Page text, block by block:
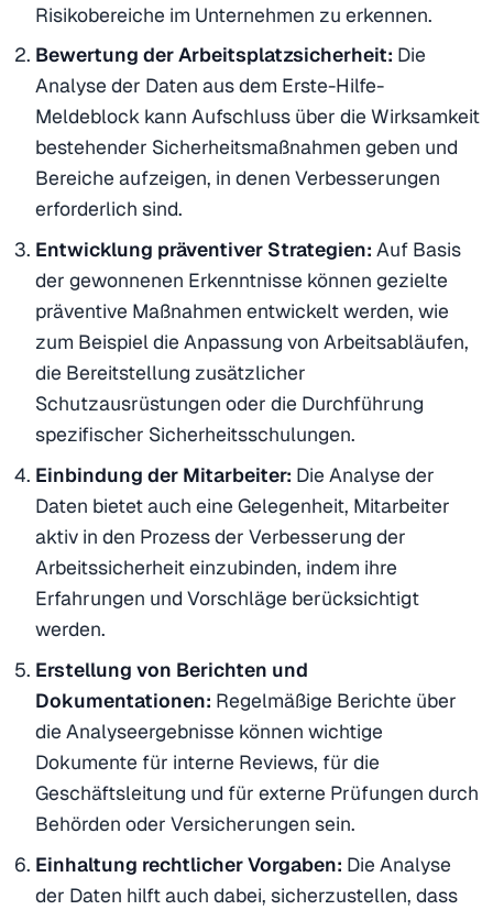
Risikobereiche im Unternehmen zu erkennen.
Bewertung der Arbeitsplatzsicherheit: Die
Analyse der Daten aus dem Erste-Hilfe-
Meldeblock kann Aufschluss über die Wirksamkeit
bestehender Sicherheitsmaßnahmen geben und
Bereiche aufzeigen, in denen Verbesserungen
erforderlich sind.
Entwicklung präventiver Strategien: Auf Basis
der gewonnenen Erkenntnisse können gezielte
präventive Maßnahmen entwickelt werden, wie
zum Beispiel die Anpassung von Arbeitsabläufen,
die Bereitstellung zusätzlicher
Schutzausrüstungen oder die Durchführung
spezifischer Sicherheitsschulungen.
Einbindung der Mitarbeiter: Die Analyse der
Daten bietet auch eine Gelegenheit, Mitarbeiter
aktiv in den Prozess der Verbesserung der
Arbeitssicherheit einzubinden, indem ihre
Erfahrungen und Vorschläge berücksichtigt
werden.
Erstellung von Berichten und
Dokumentationen: Regelmäßige Berichte über
die Analyseergebnisse können wichtige
Dokumente für interne Reviews, für die
Geschäftsleitung und für externe Prüfungen durch
Behörden oder Versicherungen sein.
Einhaltung rechtlicher Vorgaben: Die Analyse
der Daten hilft auch dabei, sicherzustellen, dass